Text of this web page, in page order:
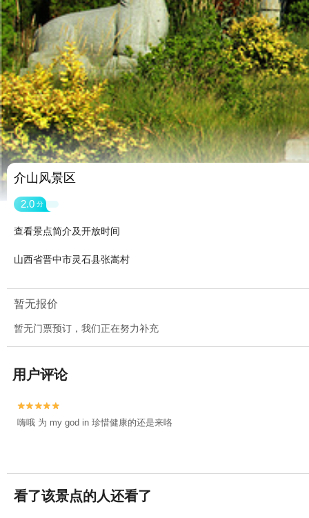
介山风景区
2.0 分
查看景点简介及开放时间
山西省晋中市灵石县张嵩村
暂无报价
暂无门票预订，我们正在努力补充
用户评论


嗨哦 为 my god in 珍惜健康的还是来咯
看了该景点的人还看了